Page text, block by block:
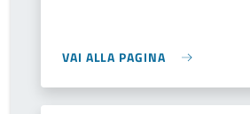
VAI ALLA PAGINA